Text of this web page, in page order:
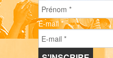
E-mail*